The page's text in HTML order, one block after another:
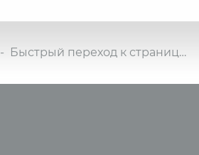
- Быстрый переход к страницам сайта